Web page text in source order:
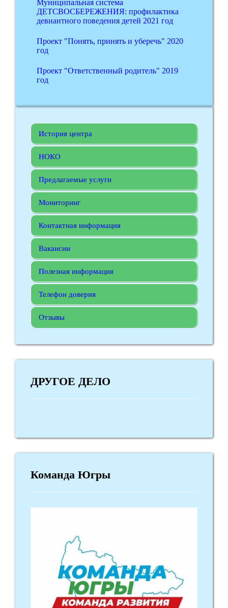
Муниципальная система
ДЕТСВОСБЕРЕЖЕНИЯ: профилактика
девиантного поведения детей 2021 год
Проект "Понять, принять и уберечь" 2020
год
Проект "Ответственный родитель" 2019
год
История центра
НОКО
Предлагаемые услуги
Мониторинг
Контактная информация
Вакансии
Полезная информация
Телефон доверия
Отзывы
ДРУГОЕ ДЕЛО
Команда Югры